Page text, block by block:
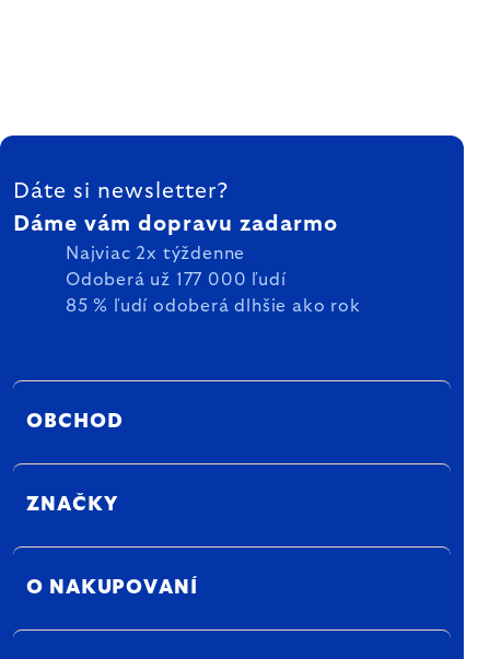
ZÁPÄTIE
Dáte si newsletter?
Dáme vám dopravu zadarmo
Najviac 2x týždenne
Odoberá už 177 000 ľudí
85 % ľudí odoberá dlhšie ako rok
OBCHOD
ZNAČKY
O NAKUPOVANÍ